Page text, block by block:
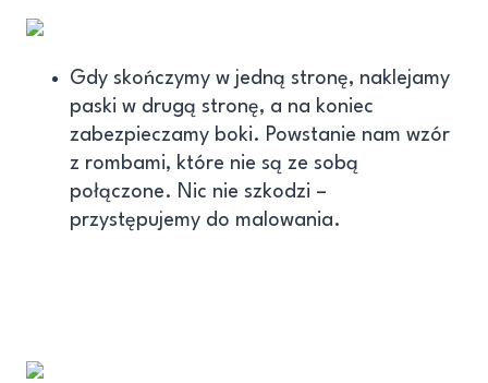
Gdy skończymy w jedną stronę, naklejamy
paski w drugą stronę, a na koniec
zabezpieczamy boki. Powstanie nam wzór
z rombami, które nie są ze sobą
połączone. Nic nie szkodzi –
przystępujemy do malowania.